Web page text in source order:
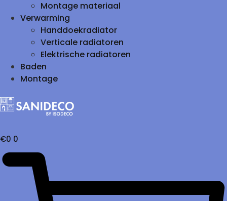
Montage materiaal
Verwarming
Handdoekradiator
Verticale radiatoren
Elektrische radiatoren
Baden
Montage
€0 0